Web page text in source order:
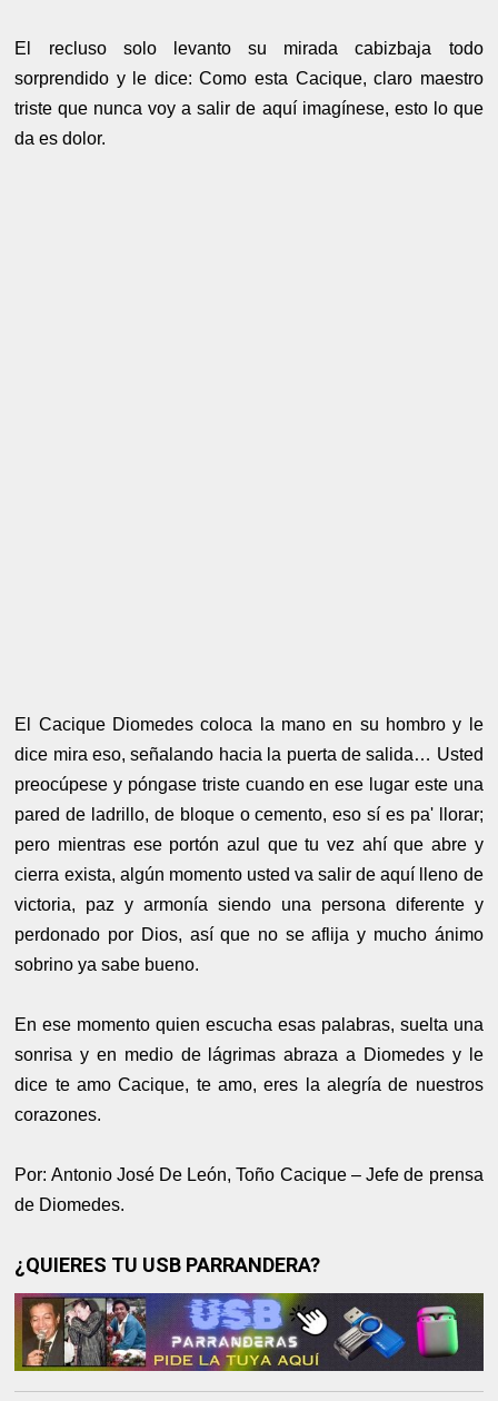
El recluso solo levanto su mirada cabizbaja todo
sorprendido y le dice: Como esta Cacique, claro maestro
triste que nunca voy a salir de aquí imagínese, esto lo que
da es dolor.
El Cacique Diomedes coloca la mano en su hombro y le
dice mira eso, señalando hacia la puerta de salida… Usted
preocúpese y póngase triste cuando en ese lugar este una
pared de ladrillo, de bloque o cemento, eso sí es pa' llorar;
pero mientras ese portón azul que tu vez ahí que abre y
cierra exista, algún momento usted va salir de aquí lleno de
victoria, paz y armonía siendo una persona diferente y
perdonado por Dios, así que no se aflija y mucho ánimo
sobrino ya sabe bueno.
En ese momento quien escucha esas palabras, suelta una
sonrisa y en medio de lágrimas abraza a Diomedes y le
dice te amo Cacique, te amo, eres la alegría de nuestros
corazones.
Por: Antonio José De León, Toño Cacique – Jefe de prensa
de Diomedes.
¿QUIERES TU USB PARRANDERA?